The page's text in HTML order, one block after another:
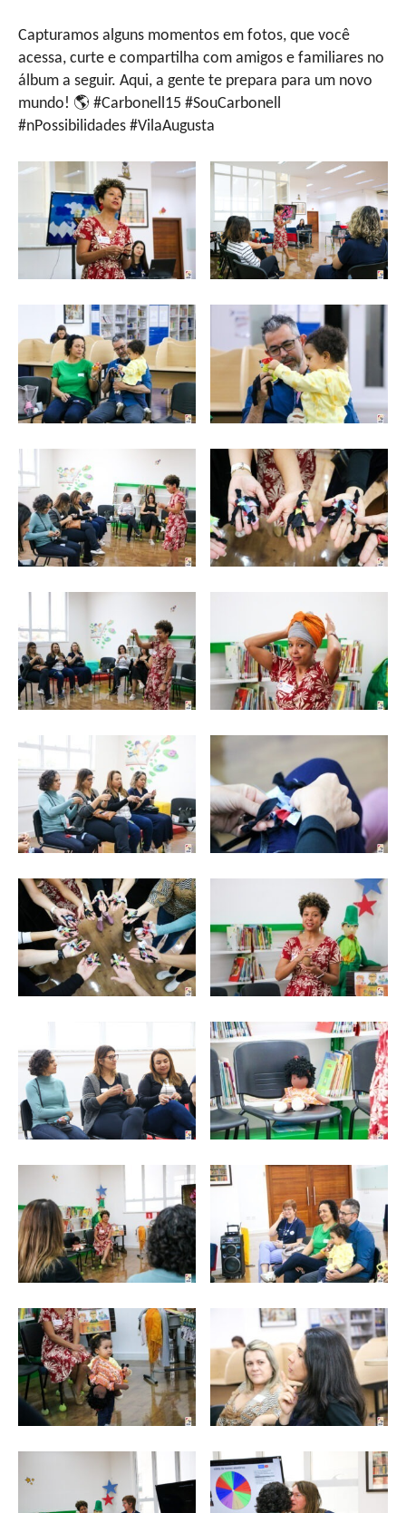
Capturamos alguns momentos em fotos, que você
acessa, curte e compartilha com amigos e familiares no
álbum a seguir. Aqui, a gente te prepara para um novo
mundo! 🌎 #Carbonell15 #SouCarbonell
#nPossibilidades #VilaAugusta